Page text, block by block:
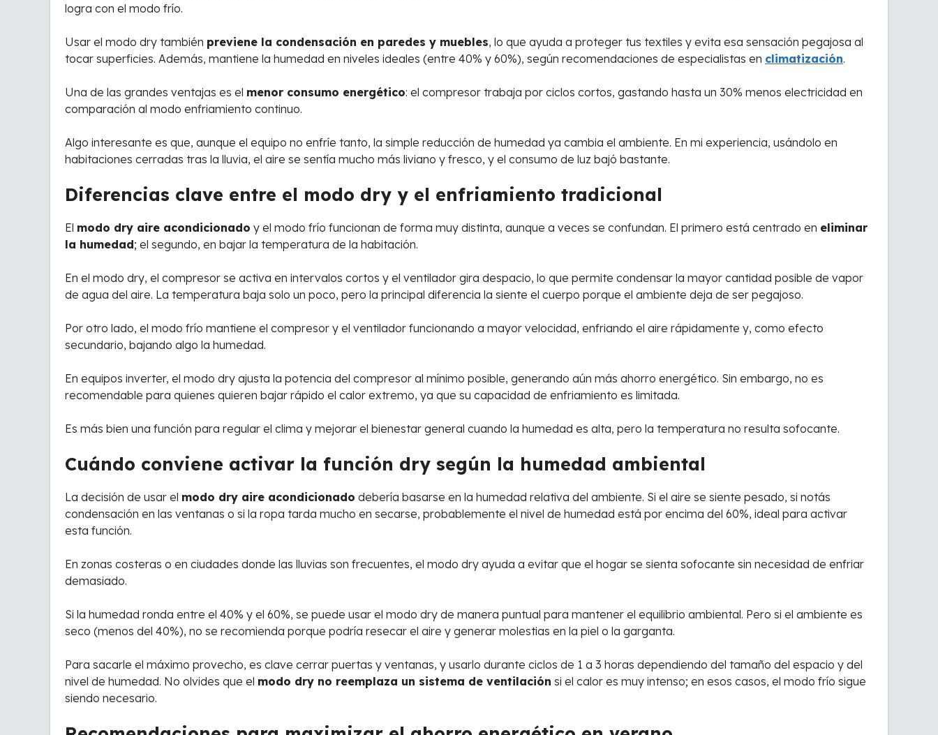
logra con el modo frío.
Usar el modo dry también previene la condensación en paredes y muebles, lo que ayuda a proteger tus textiles y evita esa sensación pegajosa al
tocar superficies. Además, mantiene la humedad en niveles ideales (entre 40% y 60%), según recomendaciones de especialistas en climatización.
Una de las grandes ventajas es el menor consumo energético: el compresor trabaja por ciclos cortos, gastando hasta un 30% menos electricidad en
comparación al modo enfriamiento continuo.
Algo interesante es que, aunque el equipo no enfríe tanto, la simple reducción de humedad ya cambia el ambiente. En mi experiencia, usándolo en
habitaciones cerradas tras la lluvia, el aire se sentía mucho más liviano y fresco, y el consumo de luz bajó bastante.
Diferencias clave entre el modo dry y el enfriamiento tradicional
El modo dry aire acondicionado y el modo frío funcionan de forma muy distinta, aunque a veces se confundan. El primero está centrado en eliminar
la humedad; el segundo, en bajar la temperatura de la habitación.
En el modo dry, el compresor se activa en intervalos cortos y el ventilador gira despacio, lo que permite condensar la mayor cantidad posible de vapor
de agua del aire. La temperatura baja solo un poco, pero la principal diferencia la siente el cuerpo porque el ambiente deja de ser pegajoso.
Por otro lado, el modo frío mantiene el compresor y el ventilador funcionando a mayor velocidad, enfriando el aire rápidamente y, como efecto
secundario, bajando algo la humedad.
En equipos inverter, el modo dry ajusta la potencia del compresor al mínimo posible, generando aún más ahorro energético. Sin embargo, no es
recomendable para quienes quieren bajar rápido el calor extremo, ya que su capacidad de enfriamiento es limitada.
Es más bien una función para regular el clima y mejorar el bienestar general cuando la humedad es alta, pero la temperatura no resulta sofocante.
Cuándo conviene activar la función dry según la humedad ambiental
La decisión de usar el modo dry aire acondicionado debería basarse en la humedad relativa del ambiente. Si el aire se siente pesado, si notás
condensación en las ventanas o si la ropa tarda mucho en secarse, probablemente el nivel de humedad está por encima del 60%, ideal para activar
esta función.
En zonas costeras o en ciudades donde las lluvias son frecuentes, el modo dry ayuda a evitar que el hogar se sienta sofocante sin necesidad de enfriar
demasiado.
Si la humedad ronda entre el 40% y el 60%, se puede usar el modo dry de manera puntual para mantener el equilibrio ambiental. Pero si el ambiente es
seco (menos del 40%), no se recomienda porque podría resecar el aire y generar molestias en la piel o la garganta.
Para sacarle el máximo provecho, es clave cerrar puertas y ventanas, y usarlo durante ciclos de 1 a 3 horas dependiendo del tamaño del espacio y del
nivel de humedad. No olvides que el modo dry no reemplaza un sistema de ventilación si el calor es muy intenso; en esos casos, el modo frío sigue
siendo necesario.